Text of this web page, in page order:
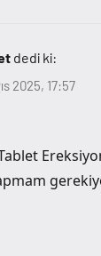
dedi ki:
2025, 17:57